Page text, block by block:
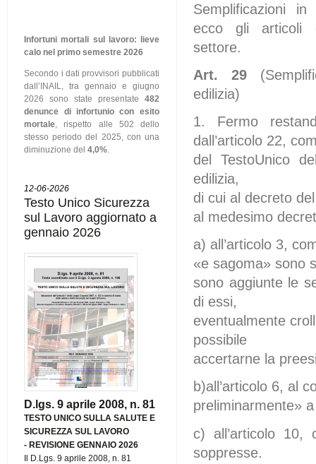
Infortuni mortali sul lavoro: lieve
calo nel primo semestre 2026
Secondo i dati provvisori pubblicati
dall’INAIL, tra gennaio e giugno
2026 sono state presentate 482
denunce di infortunio con esito
mortale, rispetto alle 502 dello
stesso periodo del 2025, con una
diminuzione del4,0%.
12-06-2026
Testo Unico Sicurezza
sul Lavoro aggiornato a
gennaio 2026
D.lgs. 9 aprile 2008, n. 81
TESTO UNICO SULLA SALUTE E
SICUREZZA SUL LAVORO
-REVISIONE GENNAIO 2026
Il D.Lgs. 9 aprile 2008, n. 81
Semplificazioni
ecco gli articoli
settore.
Art. 29
edilizia)
1. Fermo
dall’articolo 22,
del TestoUnico
edilizia,
di cui al decreto
al medesimo
a) all’articolo 3,
«e sagoma» sono
sono aggiunte le
di essi,
eventualmente
possibile
accertarne la
b)all’articolo 6, al
preliminarmente»
c) all’articolo 10,
soppresse.